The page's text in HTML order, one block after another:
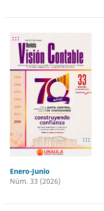
Enero-Junio
Núm. 33 (2026)